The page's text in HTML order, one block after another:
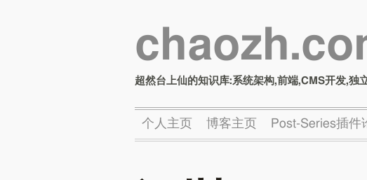
超然台上仙的知识库:系统架构,前端,CMS开发,独
个人主页 博客主页 Post-Series插件